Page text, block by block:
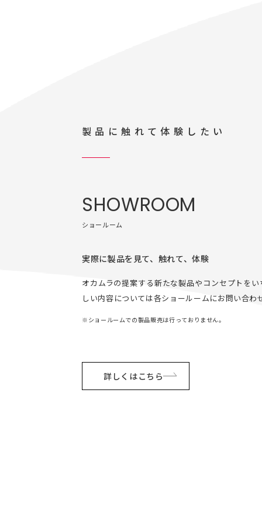
製品に触れて体験したい
SHOWROOM
ショールーム
実際に製品を見て、触れて、体験
オカムラの提案する新たな製品やコンセプトを
しい内容については各ショールームにお問い合わ
※ショールームでの製品販売は行っておりません。
詳しくはこちら